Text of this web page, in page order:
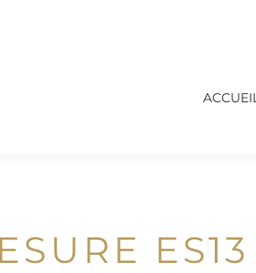
ACCUEIL
ES13